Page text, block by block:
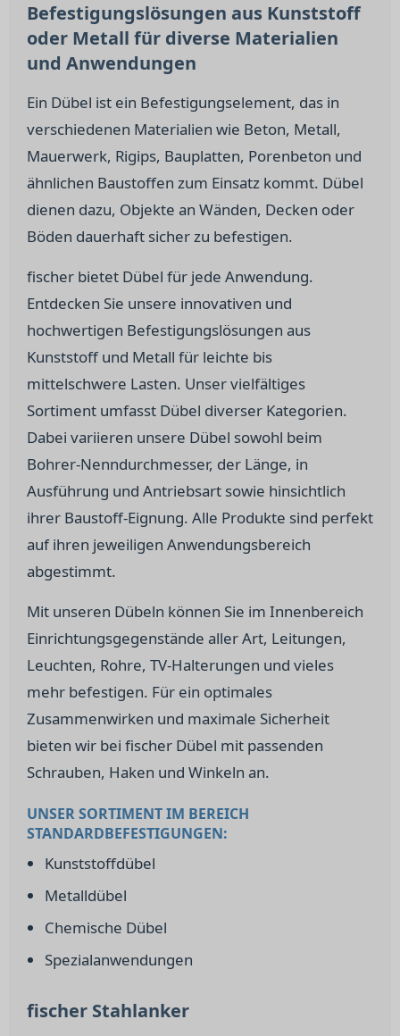
Befestigungslösungen aus Kunststoff
oder Metall für diverse Materialien
und Anwendungen
Ein Dübel ist ein Befestigungselement, das in
verschiedenen Materialien wie Beton, Metall,
Mauerwerk, Rigips, Bauplatten, Porenbeton und
ähnlichen Baustoffen zum Einsatz kommt. Dübel
dienen dazu, Objekte an Wänden, Decken oder
Böden dauerhaft sicher zu befestigen.
fischer bietet Dübel für jede Anwendung.
Entdecken Sie unsere innovativen und
hochwertigen Befestigungslösungen aus
Kunststoff und Metall für leichte bis
mittelschwere Lasten. Unser vielfältiges
Sortiment umfasst Dübel diverser Kategorien.
Dabei variieren unsere Dübel sowohl beim
Bohrer-Nenndurchmesser, der Länge, in
Ausführung und Antriebsart sowie hinsichtlich
ihrer Baustoff-Eignung. Alle Produkte sind perfekt
auf ihren jeweiligen Anwendungsbereich
abgestimmt.
Mit unseren Dübeln können Sie im Innenbereich
Einrichtungsgegenstände aller Art, Leitungen,
Leuchten, Rohre, TV-Halterungen und vieles
mehr befestigen. Für ein optimales
Zusammenwirken und maximale Sicherheit
bieten wir bei fischer Dübel mit passenden
Schrauben, Haken und Winkeln an.
UNSER SORTIMENT IM BEREICH
STANDARDBEFESTIGUNGEN:
Kunststoffdübel
Metalldübel
Chemische Dübel
Spezialanwendungen
fischer Stahlanker